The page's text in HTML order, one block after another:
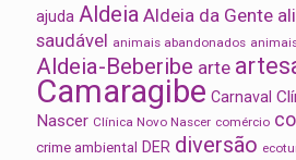
ajuda Aldeia Aldeia da Gente
saudável animais abandonados
Aldeia-Beberibe arte
Camaragibe Carnaval
Nascer Clínica Novo Nascer comércio
crime ambiental DER diversão